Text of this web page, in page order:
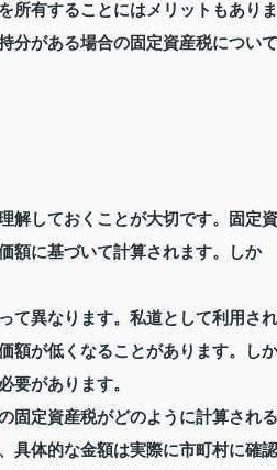
所有することにはメリットもありま
分がある場合の固定資産税について
解しておくことが大切です。固定資
額に基づいて計算されます。しか
て異なります。私道として利用され
額が低くなることがあります。しか
要があります。
固定資産税がどのように計算される
具体的な金額は実際に市町村に確認